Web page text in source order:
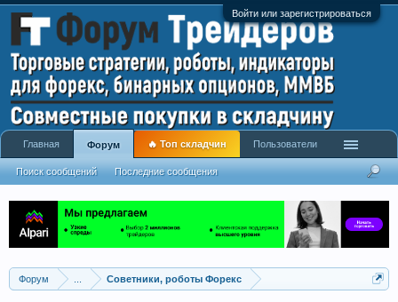
Войти или зарегистрироваться
Форум Советники, роботы Форекс
Главная Форум
Поиск сообщений Последние сообщения
🔥 Топ складчин Пользователи